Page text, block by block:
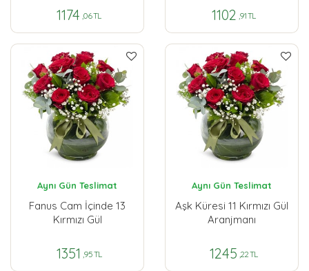
1174 ,06 TL 1102 ,91 TL
Aynı Gün Teslimat
Fanus Cam İçinde 13
Kırmızı Gül
1351 ,95 TL
Aynı Gün Teslimat
Aşk Küresi 11 Kırmızı Gül
Aranjmanı
1245 ,22 TL